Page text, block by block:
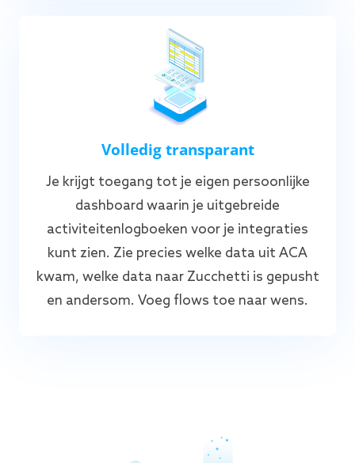
Volledig transparant
Je krijgt toegang tot je eigen persoonlijke
dashboard waarin je uitgebreide
activiteitenlogboeken voor je integraties
kunt zien. Zie precies welke data uit ACA
kwam, welke data naar Zucchetti is gepusht
en andersom. Voeg flows toe naar wens.